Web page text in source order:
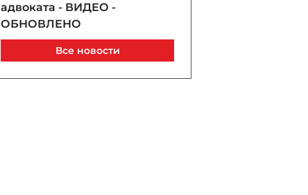
адвоката - ВИДЕО -
ОБНОВЛЕНО
Сегодня, 15:22
Саудовская Аравия, Турция
Все новости